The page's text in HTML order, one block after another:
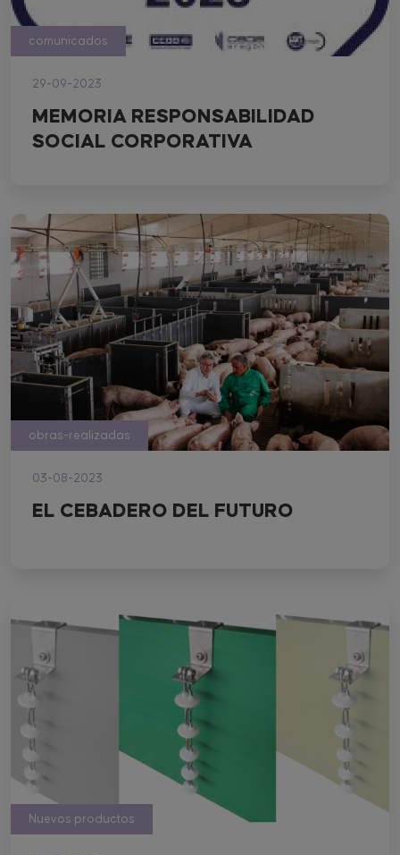
comunicados
29-09-2023
MEMORIA RESPONSABILIDAD
SOCIAL CORPORATIVA
obras-realizadas
03-08-2023
EL CEBADERO DEL FUTURO
Nuevos productos